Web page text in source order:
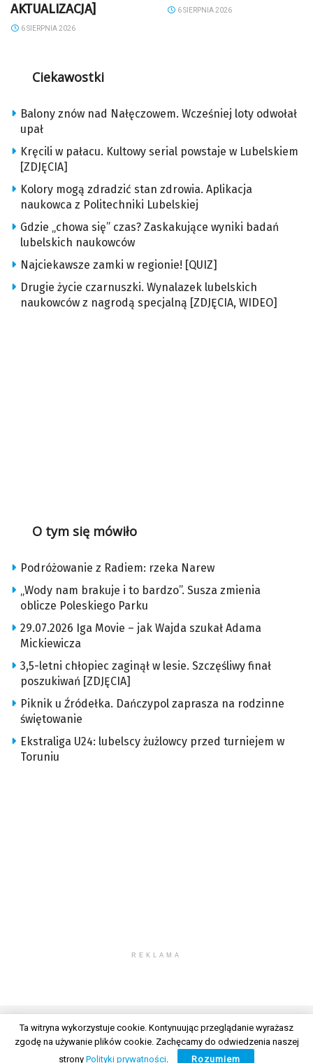
AKTUALIZACJA]
6 SIERPNIA 2026
6 SIERPNIA 2026
Ciekawostki
Balony znów nad Nałęczowem. Wcześniej loty odwołał
upał
Kręcili w pałacu. Kultowy serial powstaje w Lubelskiem
[ZDJĘCIA]
Kolory mogą zdradzić stan zdrowia. Aplikacja
naukowca z Politechniki Lubelskiej
Gdzie „chowa się” czas? Zaskakujące wyniki badań
lubelskich naukowców
Najciekawsze zamki w regionie! [QUIZ]
Drugie życie czarnuszki. Wynalazek lubelskich
naukowców z nagrodą specjalną [ZDJĘCIA, WIDEO]
O tym się mówiło
Podróżowanie z Radiem: rzeka Narew
„Wody nam brakuje i to bardzo”. Susza zmienia
oblicze Poleskiego Parku
29.07.2026 Iga Movie – jak Wajda szukał Adama
Mickiewicza
3,5-letni chłopiec zaginął w lesie. Szczęśliwy finał
poszukiwań [ZDJĘCIA]
Piknik u Źródełka. Dańczypol zaprasza na rodzinne
świętowanie
Ekstraliga U24: lubelscy żużlowcy przed turniejem w
Toruniu
REKLAMA
© 2026 Wszelkie prawa zastrzeżone. Radio Lublin S.A. w likwidacji
Ta witryna wykorzystuje cookie. Kontynuując przeglądanie wyrażasz
zgodę na używanie plików cookie. Zachęcamy do odwiedzenia naszej
strony Polityki prywatności. Rozumiem